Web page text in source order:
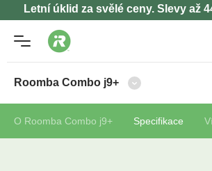
Letní úklid za svělé ceny. Slevy až
Roomba Combo j9+
O Roomba Combo j9+ Specifikace